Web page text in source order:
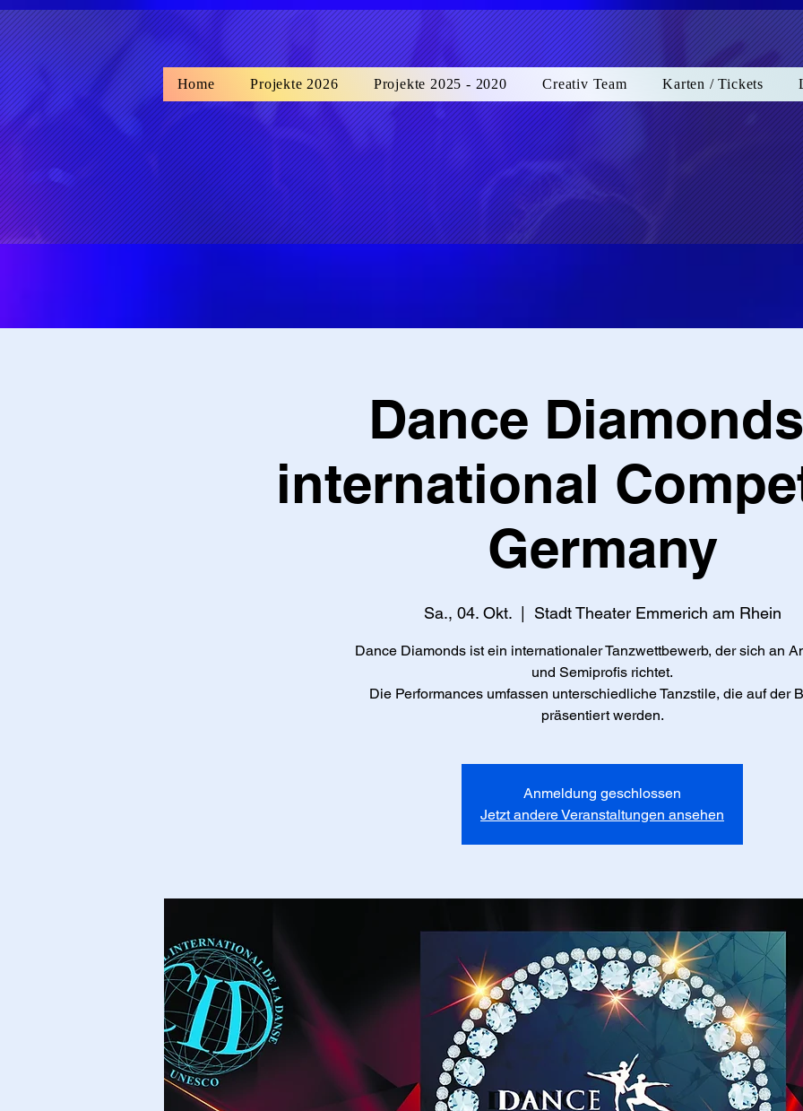
Home Projekte 2026 Projekte 2025 - 2020 Creativ Team Karten / Tickets
Dance
international
Germany
Sa., 04. Okt.
  |
Stadt Theater Emmerich am Rhein
Dance Diamonds ist ein internationaler Tanzwettbewerb, der sich an
und Semiprofis richtet.
Die Performances umfassen unterschiedliche Tanzstile, die auf der
präsentiert werden.
Anmeldung geschlossen
Jetzt andere Veranstaltungen ansehen